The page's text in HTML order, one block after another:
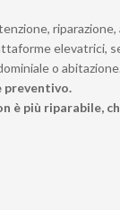
elevatrici,
o abitazione.
preventivo.
è più riparabile,